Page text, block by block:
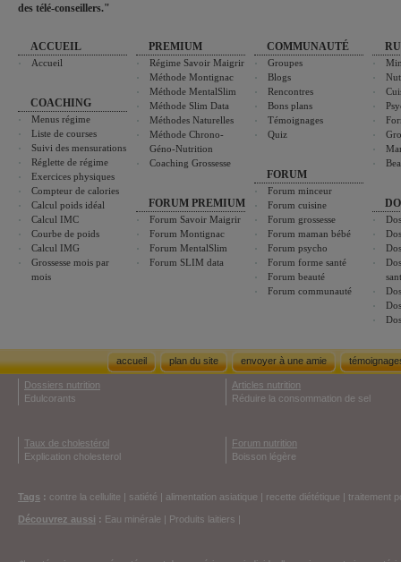
des télé-conseillers."
ACCUEIL
Accueil
COACHING
Menus régime
Liste de courses
Suivi des mensurations
Réglette de régime
Exercices physiques
Compteur de calories
Calcul poids idéal
Calcul IMC
Courbe de poids
Calcul IMG
Grossesse mois par
mois
PREMIUM
Régime Savoir Maigrir
Méthode Montignac
Méthode MentalSlim
Méthode Slim Data
Méthodes Naturelles
Méthode Chrono-
Géno-Nutrition
Coaching Grossesse
FORUM PREMIUM
Forum Savoir Maigrir
Forum Montignac
Forum MentalSlim
Forum SLIM data
COMMUNAUTÉ
Groupes
Blogs
Rencontres
Bons plans
Témoignages
Quiz
FORUM
Forum minceur
Forum cuisine
Forum grossesse
Forum maman bébé
Forum psycho
Forum forme santé
Forum beauté
Forum communauté
accueil plan du site envoyer à une amie
Dossiers nutrition
Edulcorants
Articles nutrition
Réduire la consommation de sel
Taux de cholestérol
Explication cholesterol
Forum nutrition
Boisson légère
Tags : contre la cellulite | satiété | alimentation asiatique | recette diététique | traitement
Découvrez aussi : Eau minérale | Produits laitiers |